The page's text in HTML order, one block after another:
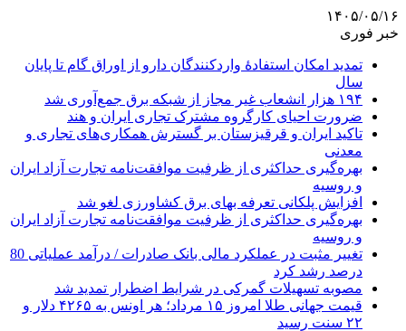
۱۴۰۵/۰۵/۱۶
خبر فوری
تمدید امکان استفادۀ واردکنندگان دارو از اوراق گام تا پایان
سال
۱۹۴ هزار انشعاب غیر مجاز از شبکه برق جمع‌آوری شد
ضرورت احیای کارگروه مشترک تجاری ایران و هند
تاکید ایران و قرقیزستان بر گسترش همکاری‌های تجاری و
معدنی
بهره‌گیری حداکثری از ظرفیت موافقت‌نامه تجارت آزاد ایران
و روسیه
افزایش پلکانی تعرفه بهای برق کشاورزی لغو شد
بهره‌گیری حداکثری از ظرفیت موافقت‌نامه تجارت آزاد ایران
و روسیه
تغییر مثبت در عملکرد مالی بانک صادرات / درآمد عملیاتی 80
درصد رشد کرد
مصوبه تسهیلات گمرکی در شرایط اضطرار تمدید شد
قیمت جهانی طلا امروز ۱۵ مرداد؛ هر اونس به ۴۲۶۵ دلار و
۲۲ سنت رسید